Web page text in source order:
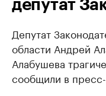
депутат
Депутат
области Андрей
Алабушева
сообщили в